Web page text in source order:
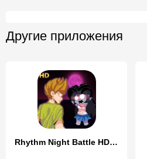
Другие приложения
Rhythm Night Battle HD Mod